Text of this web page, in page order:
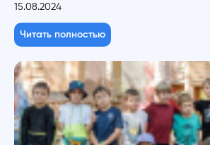
15.08.2024
Читать полностью